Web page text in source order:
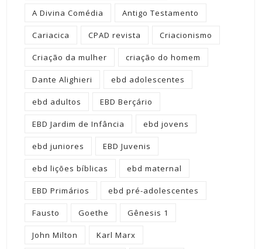
A Divina Comédia Antigo Testamento
Cariacica CPAD revista Criacionismo
Criação da mulher criação do homem
Dante Alighieri ebd adolescentes
ebd adultos EBD Berçário
EBD Jardim de Infância ebd jovens
ebd juniores EBD Juvenis
ebd lições bíblicas ebd maternal
EBD Primários ebd pré-adolescentes
Fausto Goethe Gênesis 1
John Milton Karl Marx